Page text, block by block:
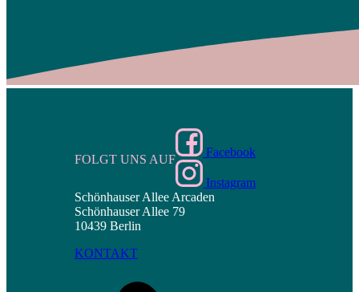
FOLGT UNS AUF
Facebook
Instagram
Schönhauser Allee Arcaden
Schönhauser Allee 79
10439 Berlin
KONTAKT